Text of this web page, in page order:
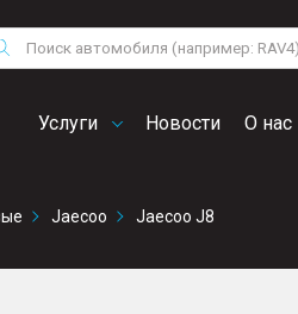
Поиск
Услуги Новости О нас
Volkswagen
Audi
Jaecoo Jaecoo J8